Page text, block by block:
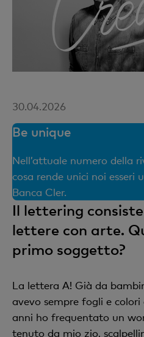
30.04.2026
Be unique
Nell’attuale numero della
cosa rende unici noi esseri
Banca Cler.
Il lettering
lettere con arte.
primo soggetto?
La lettera A! Già da
avevo sempre fogli e
anni ho frequentato un
tenuto da mio zio,